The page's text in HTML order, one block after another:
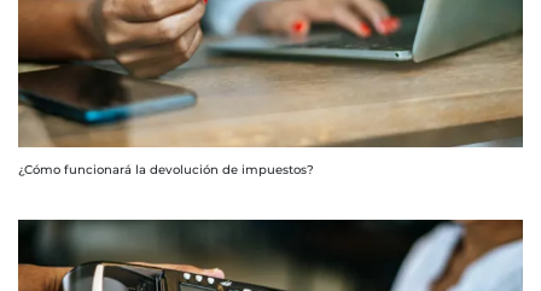
¿Cómo funcionará la devolución de impuestos?